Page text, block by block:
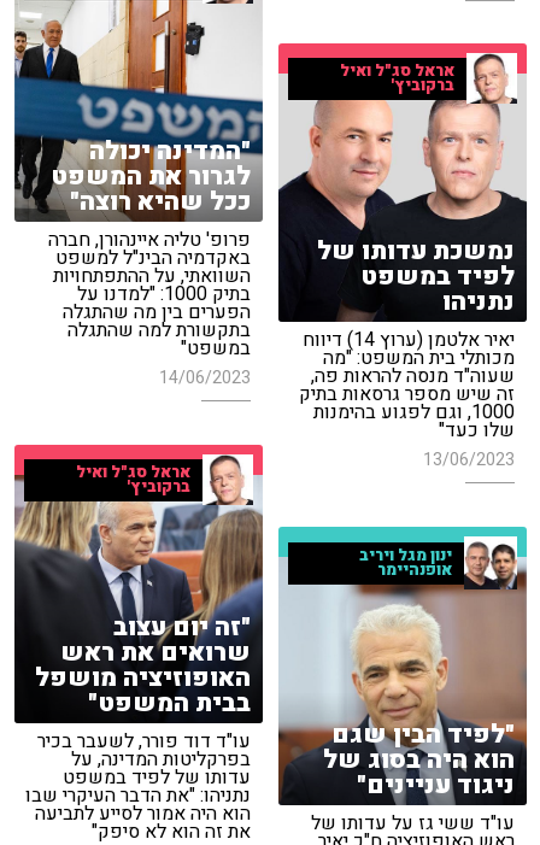
"המדינה יכולה
לגרור את המשפט
ככל שהיא רוצה"
פרופ' טליה איינהורן, חברה
באקדמיה הבינ"ל למשפט
השוואתי, על ההתפתחויות
בתיק 1000: "למדנו על
הפערים בין מה שהתגלה
בתקשורת למה שהתגלה
במשפט"
14/06/2023
אראל סג"ל ואיל
ברקוביץ'
נמשכת עדותו של
לפיד במשפט
נתניהו
יאיר אלטמן (ערוץ 14) דיווח
מכותלי בית המשפט: "מה
שעוה"ד מנסה להראות פה,
זה שיש מספר גרסאות בתיק
1000, וגם לפגוע בהימנות
שלו כעד"
13/06/2023
אראל סג"ל ואיל
ברקוביץ'
"זה יום עצוב
שרואים את ראש
האופוזיציה מושפל
בבית המשפט"
עו"ד דוד פורר, לשעבר בכיר
בפרקליטות המדינה, על
עדותו של לפיד במשפט
נתניהו: "את הדבר העיקרי שבו
הוא היה אמור לסייע לתביעה
את זה הוא לא סיפק"
ינון מגל ויריב
אופנהיימר
"לפיד הבין שגם
הוא היה בסוג של
ניגוד עניינים"
עו"ד ששי גז על עדותו של